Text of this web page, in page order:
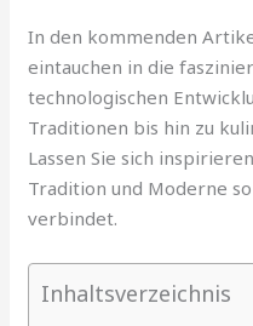
In den kommenden
eintauchen in die
technologischen
Traditionen bis hin zu
Lassen Sie sich
Tradition und Moderne
verbindet.
Inhaltsverzeichnis